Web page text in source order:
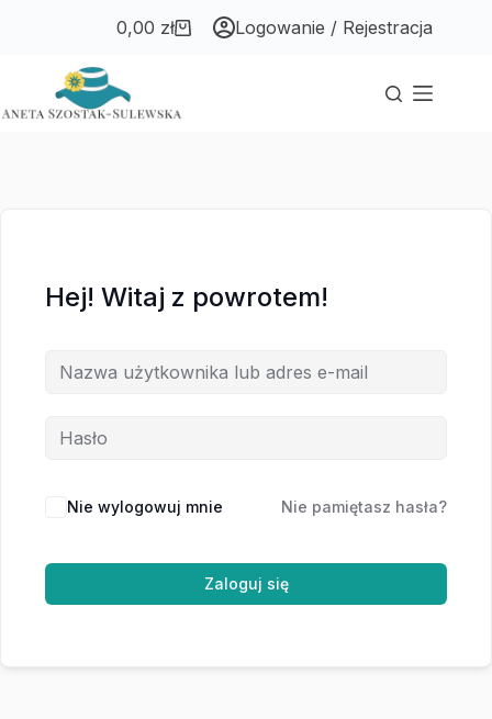
Koszyk
0,00 zł Logowanie / Rejestracja
Hej! Witaj z powrotem!
Nie wylogowuj mnie Nie pamiętasz hasła?
Zaloguj się